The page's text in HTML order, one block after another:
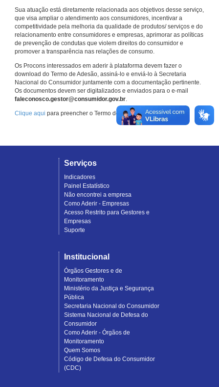
Sua atuação está diretamente relacionada aos objetivos desse serviço,
que visa ampliar o atendimento aos consumidores, incentivar a
competitividade pela melhoria da qualidade de produtos/ serviços e do
relacionamento entre consumidores e empresas, aprimorar as políticas
de prevenção de condutas que violem direitos do consumidor e
promover a transparência nas relações de consumo.
Os Procons interessados em aderir à plataforma devem fazer o
download do Termo de Adesão, assiná-lo e enviá-lo à Secretaria
Nacional do Consumidor juntamente com a documentação pertinente.
Os documentos devem ser digitalizados e enviados para o e-mail
faleconosco.gestor@consumidor.gov.br.
Clique aqui para preencher o Termo de Adesão.
Serviços
Indicadores
Painel Estatístico
Não encontrei a empresa
Como Aderir - Empresas
Acesso Restrito para Gestores e
Empresas
Suporte
Institucional
Órgãos Gestores e de
Monitoramento
Ministério da Justiça e Segurança
Pública
Secretaria Nacional do Consumidor
Sistema Nacional de Defesa do
Consumidor
Como Aderir - Órgãos de
Monitoramento
Quem Somos
Código de Defesa do Consumidor
(CDC)